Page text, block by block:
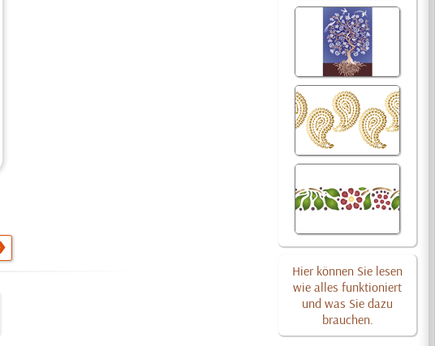
Hier können Sie lesen
wie alles funktioniert
und was Sie dazu
brauchen.